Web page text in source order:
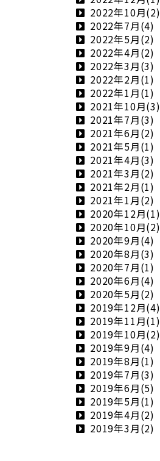
2022年10月(2)
2022年7月(4)
2022年5月(2)
2022年4月(2)
2022年3月(3)
2022年2月(1)
2022年1月(1)
2021年10月(3)
2021年7月(3)
2021年6月(2)
2021年5月(1)
2021年4月(3)
2021年3月(2)
2021年2月(1)
2021年1月(2)
2020年12月(1)
2020年10月(2)
2020年9月(4)
2020年8月(3)
2020年7月(1)
2020年6月(4)
2020年5月(2)
2019年12月(4)
2019年11月(1)
2019年10月(2)
2019年9月(4)
2019年8月(1)
2019年7月(3)
2019年6月(5)
2019年5月(1)
2019年4月(2)
2019年3月(2)